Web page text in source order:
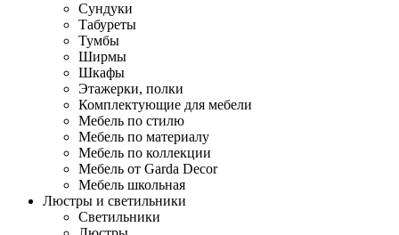
Сундуки
Табуреты
Тумбы
Ширмы
Шкафы
Этажерки, полки
Комплектующие для мебели
Мебель по стилю
Мебель по материалу
Мебель по коллекции
Мебель от Garda Decor
Мебель школьная
Люстры и светильники
Светильники